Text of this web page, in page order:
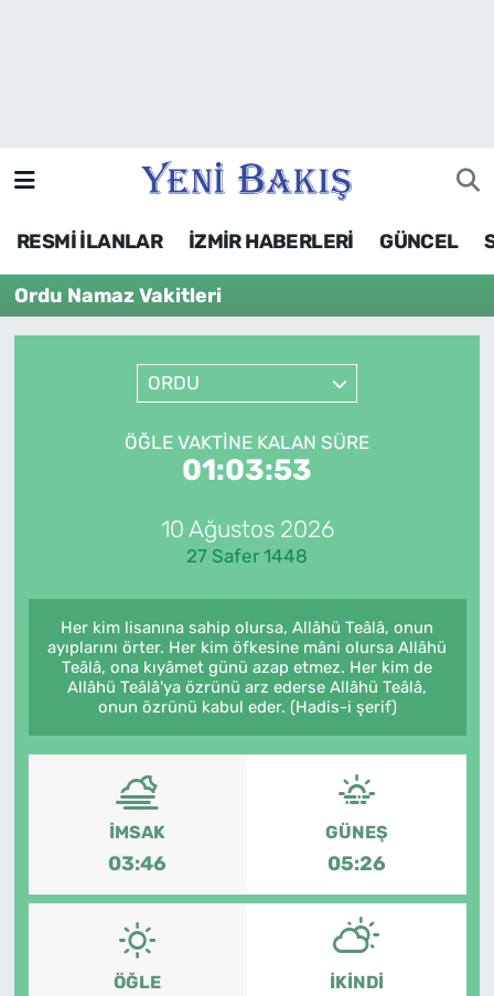
RESMİ İLANLAR İZMİR HABERLERİ GÜNCEL
Ordu Namaz Vakitleri
ORDU
ÖĞLE VAKTINE KALAN SÜRE
01:03:53
10 Ağustos 2026
27 Safer 1448
Her kim lisanına sahip olursa, Allâhü Teâlâ, onun
ayıplarını örter. Her kim öfkesine mâni olursa Allâhü
Teâlâ, ona kıyâmet günü azap etmez. Her kim de
Allâhü Teâlâ'ya özrünü arz ederse Allâhü Teâlâ,
onun özrünü kabul eder. (Hadis-i şerif)
İMSAK
03:46
GÜNEŞ
05:26
ÖĞLE İKINDI
Siyaset
Asayiş / Polis-Adliye